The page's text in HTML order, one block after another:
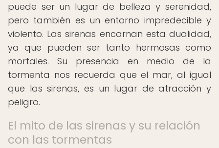
puede ser un lugar de belleza y serenidad,
pero también es un entorno impredecible y
violento. Las sirenas encarnan esta dualidad,
ya que pueden ser tanto hermosas como
mortales. Su presencia en medio de la
tormenta nos recuerda que el mar, al igual
que las sirenas, es un lugar de atracción y
peligro.
El mito de las sirenas y su relación
con las tormentas